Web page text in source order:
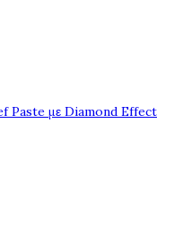
Paste με Diamond Effect